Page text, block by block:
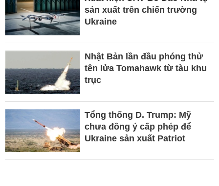
sản xuất trên chiến trường
Ukraine
Nhật Bản lần đầu phóng thử
tên lửa Tomahawk từ tàu khu
trục
Tổng thống D. Trump: Mỹ
chưa đồng ý cấp phép để
Ukraine sản xuất Patriot